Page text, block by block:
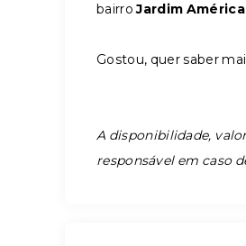
bairroJardim
Gostou, quer saber
A disponibilidade,
responsável em caso